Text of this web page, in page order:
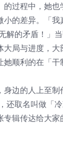
过程中，她
的差异。「我
的矛盾！」
局与进度，大
顺利的在「
边的人上至
取名叫做「
辑传达给大家